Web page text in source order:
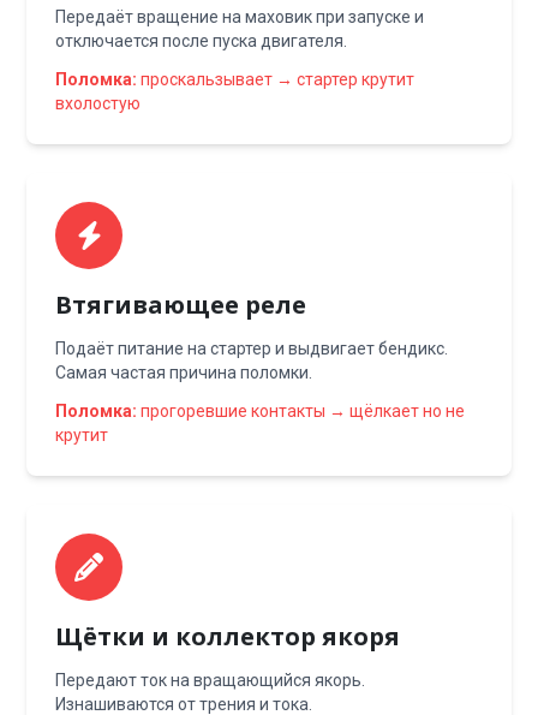
Передаёт вращение на маховик при запуске и
отключается после пуска двигателя.
Поломка: проскальзывает → стартер крутит
вхолостую
Втягивающее реле
Подаёт питание на стартер и выдвигает бендикс.
Самая частая причина поломки.
Поломка: прогоревшие контакты → щёлкает но не
крутит
Щётки и коллектор якоря
Передают ток на вращающийся якорь.
Изнашиваются от трения и тока.